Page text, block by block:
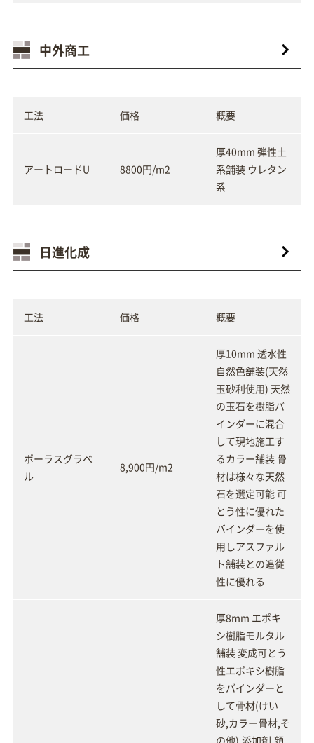
中外商工
工法 価格 概要
アートロードU 8800円/m2
厚40mm 弾性土
系舗装 ウレタン
系
日進化成
工法 価格 概要
ポーラスグラベ
ル
8,900円/m2
厚10mm 透水性
自然色舗装(天然
玉砂利使用) 天然
の玉石を樹脂バ
インダーに混合
して現地施工す
るカラー舗装 骨
材は様々な天然
石を選定可能 可
とう性に優れた
バインダーを使
用しアスファル
ト舗装との追従
性に優れる
厚8mm エポキ
シ樹脂モルタル
舗装 変成可とう
性エポキシ樹脂
をバインダーと
して骨材(けい
砂,カラー骨材,そ
の他),添加剤,顔